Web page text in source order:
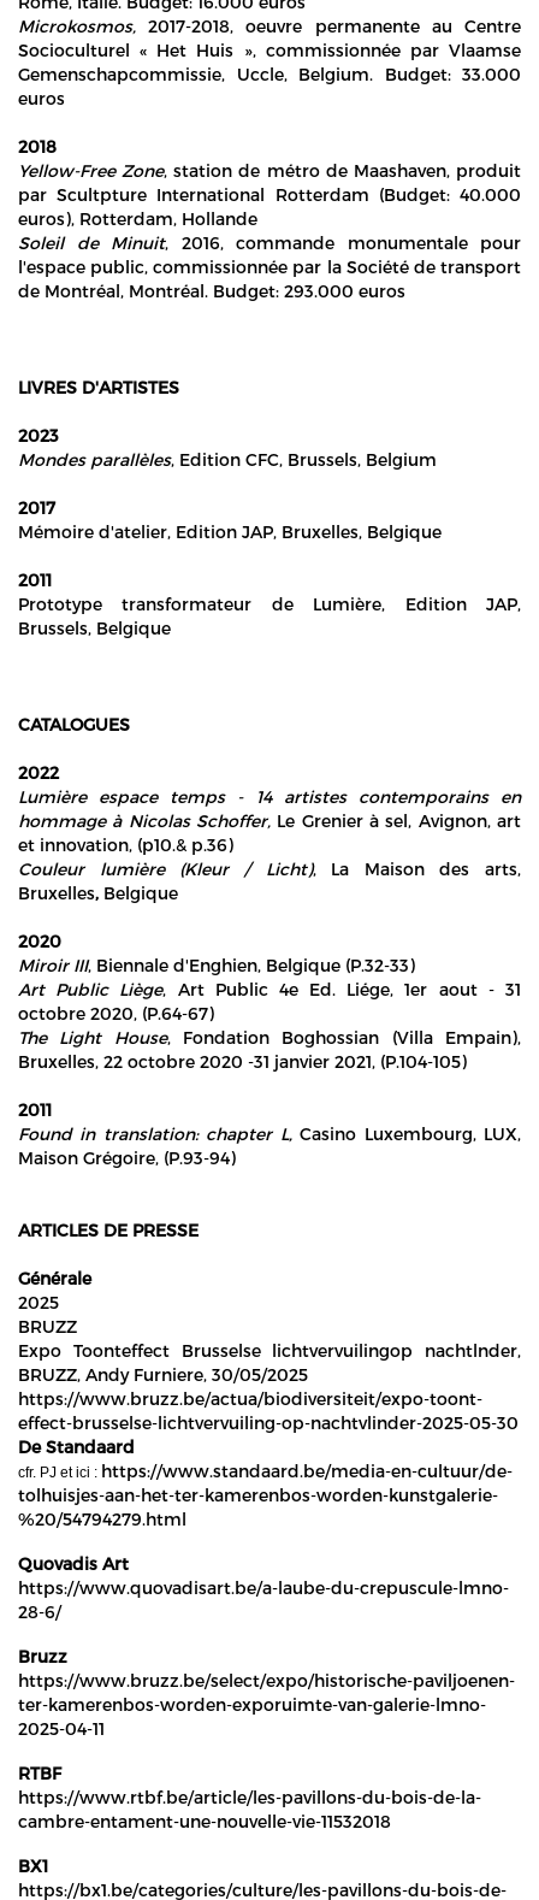
Microkosmos,2017-2018, oeuvre permanente au Centre
Socioculturel « Het Huis », commissionnée par Vlaamse
Gemenschapcommissie, Uccle, Belgium. Budget: 33.000
euros
2018
Yellow-Free Zone, station de métro de Maashaven, produit
par Scultpture International Rotterdam (Budget: 40.000
euros), Rotterdam, Hollande
Soleil de Minuit, 2016, commande monumentale pour
l'espace public, commissionnée par la Société de transport
de Montréal, Montréal. Budget: 293.000 euros
LIVRES D'ARTISTES
2023
Mondes parallèles, Edition CFC, Brussels, Belgium
2017
Mémoire d'atelier, Edition JAP, Bruxelles, Belgique
2011
Prototype transformateur de Lumière, Edition JAP,
Brussels, Belgique
CATALOGUES
2022
Lumière espace temps - 14 artistes contemporains en
hommage à Nicolas Schoffer, Le Grenier à sel, Avignon, art
et innovation, (p10.& p.36)
Couleur lumière (Kleur / Licht), La Maison des arts,
Bruxelles, Belgique
2020
Miroir III, Biennale d'Enghien, Belgique (P.32-33)
Art Public Liège, Art Public 4e Ed. Liége, 1er aout - 31
octobre 2020, (P.64-67)
The Light House, Fondation Boghossian (Villa Empain),
Bruxelles, 22 octobre 2020 -31 janvier 2021, (P.104-105)
2011
Found in translation: chapter L,Casino Luxembourg, LUX,
Maison Grégoire, (P.93-94)
ARTICLES DE PRESSE
Générale
2025
BRUZZ
Expo Toonteffect Brusselse lichtvervuilingop nachtlnder,
BRUZZ, Andy Furniere, 30/05/2025
https://www.bruzz.be/actua/biodiversiteit/expo-toont-
effect-brusselse-lichtvervuiling-op-nachtvlinder-2025-05-30
De Standaard
cfr. PJ et ici : https://www.standaard.be/media-en-cultuur/de-
tolhuisjes-aan-het-ter-kamerenbos-worden-kunstgalerie-
%20/54794279.html
Quovadis Art
https://www.quovadisart.be/a-laube-du-crepuscule-lmno-
28-6/
Bruzz
https://www.bruzz.be/select/expo/historische-paviljoenen-
ter-kamerenbos-worden-exporuimte-van-galerie-lmno-
2025-04-11
RTBF
https://www.rtbf.be/article/les-pavillons-du-bois-de-la-
cambre-entament-une-nouvelle-vie-11532018
BX1
https://bx1.be/categories/culture/les-pavillons-du-bois-de-